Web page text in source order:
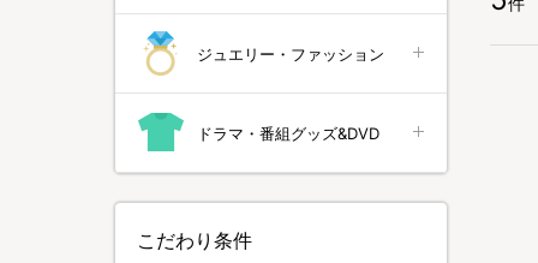
ジュエリー・ファッション
ドラマ・番組グッズ&DVD
こだわり条件